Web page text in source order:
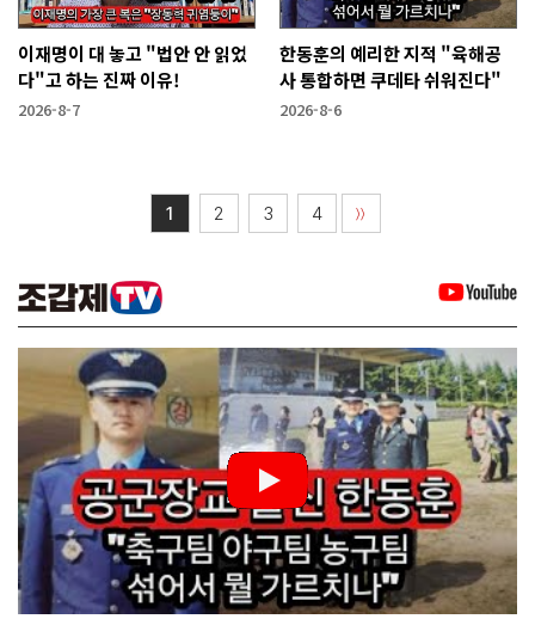
이재명이 대 놓고 "법안 안 읽었
다"고 하는 진짜 이유!
2026-8-7
한동훈의 예리한 지적 "육해공
사 통합하면 쿠데타 쉬워진다"
2026-8-6
1 2 3 4 〉〉